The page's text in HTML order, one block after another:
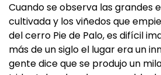
Cuando se observa las grandes
cultivada y los viñedos que
del cerro Pie de Palo, es difícil
más de un siglo el lugar era un
gente dice que se produjo un